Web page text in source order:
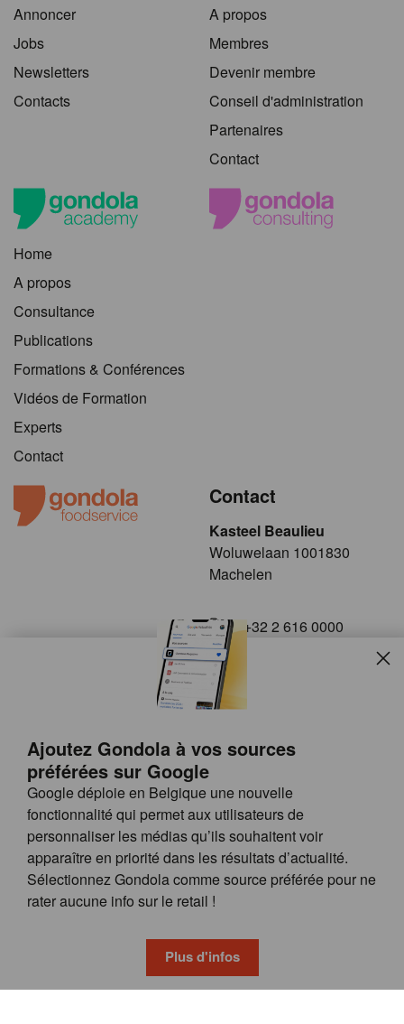
Ajoutez Gondola à vos sources
préférées sur Google
Google déploie en Belgique une nouvelle
fonctionnalité qui permet aux utilisateurs de
personnaliser les médias qu’ils souhaitent voir
apparaître en priorité dans les résultats d’actualité.
Sélectionnez Gondola comme source préférée pour ne
rater aucune info sur le retail !
Plus d'infos
Annoncer
Jobs
Newsletters
Contacts
A propos
Membres
Devenir membre
Conseil d'administration
Partenaires
Contact
Home
A propos
Consultance
Publications
Formations & Conférences
Vidéos de Formation
Experts
Contact
Contact
Kasteel Beaulieu
​​​Woluwelaan 1001830
Machelen
+32 2 616 0000
Follow us on
© GONDOLA GROUP
FAQ
CONDITIONS GÉNÉRALES
PRIVACY & COOKIE POLICY
wieni